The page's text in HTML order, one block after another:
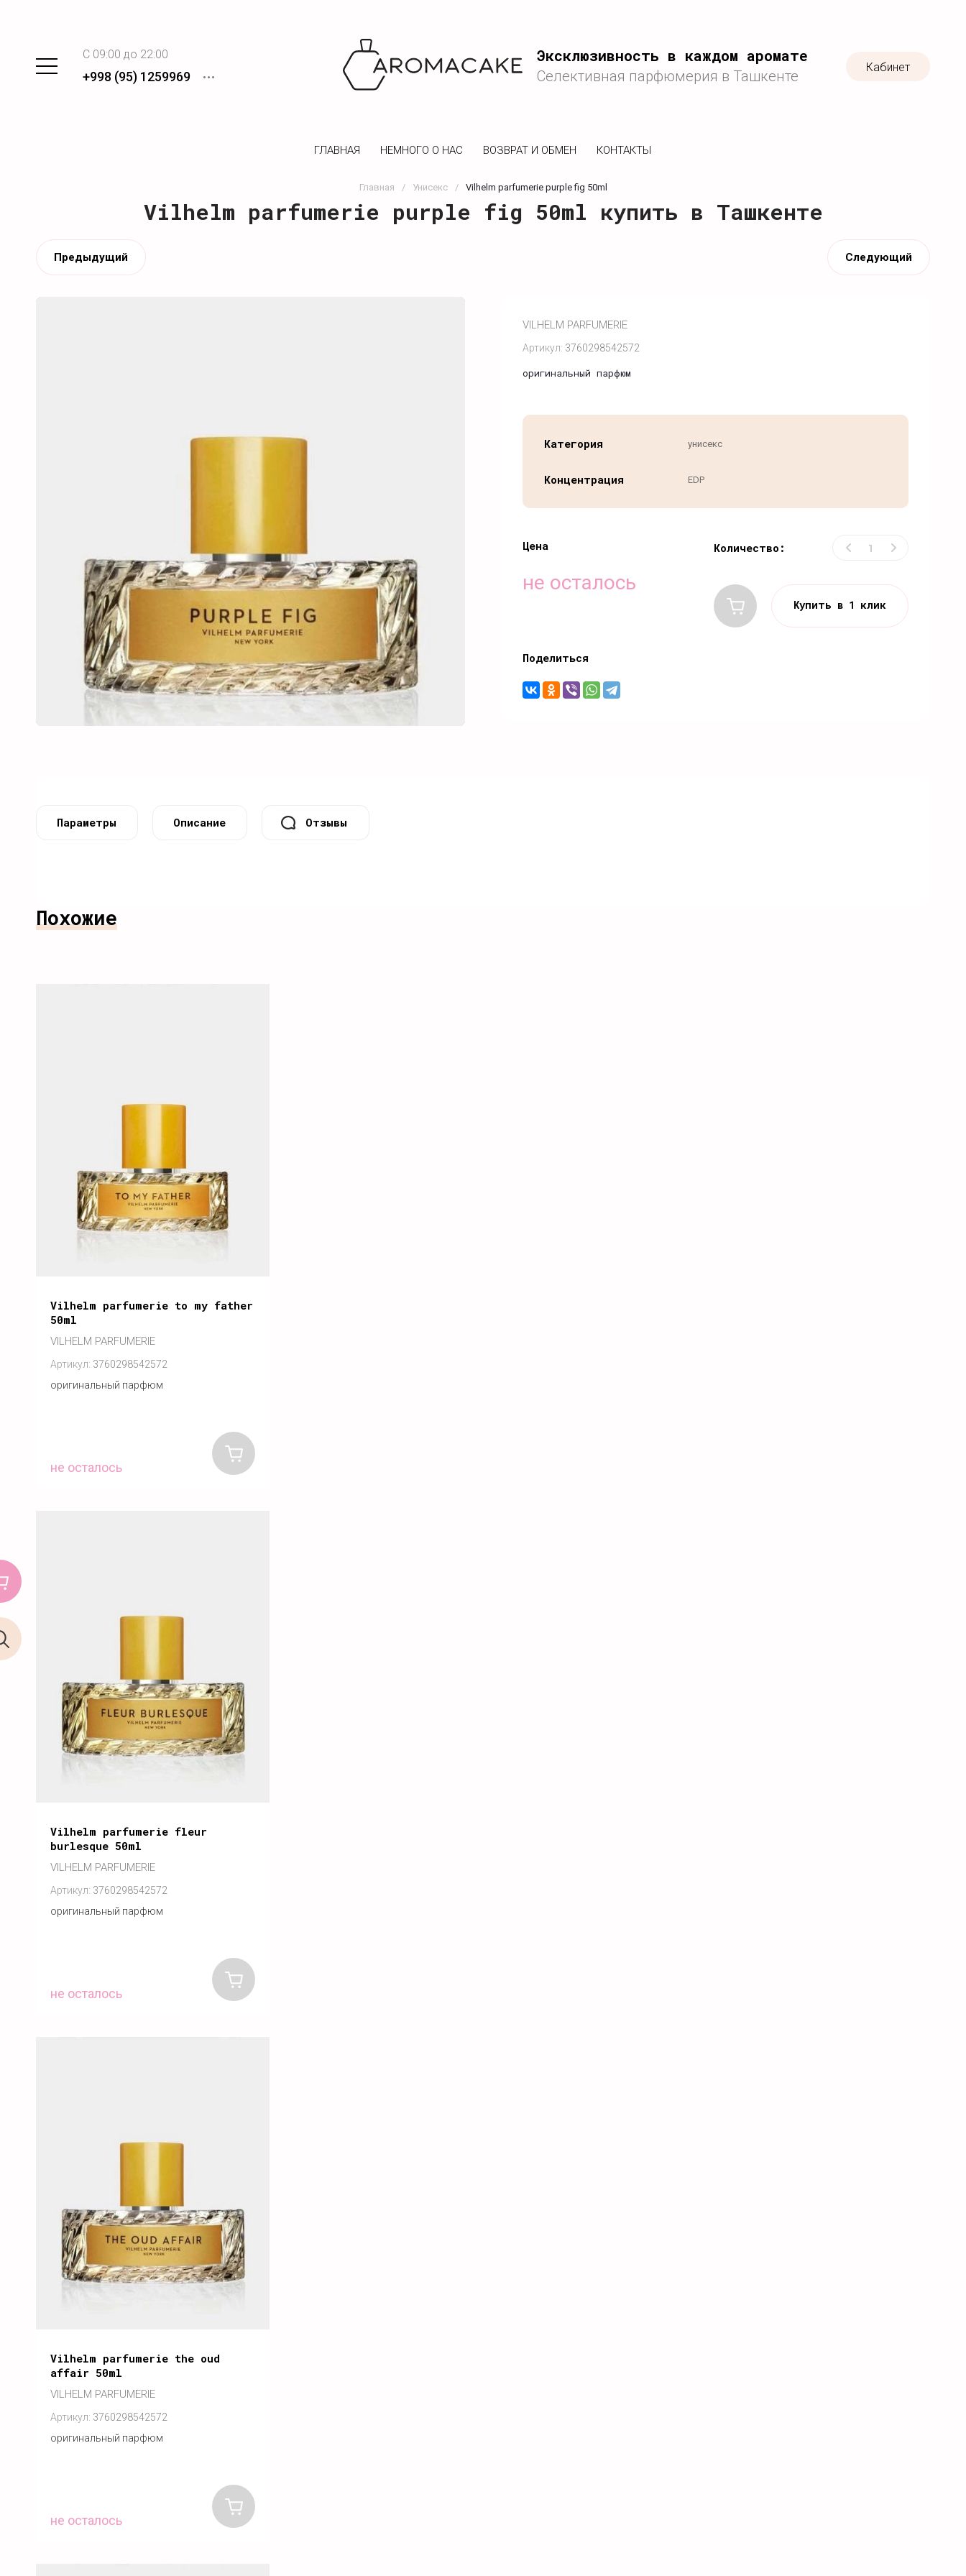
C 09:00 до 22:00
+998 (95) 1259969
Эксклюзивность в каждом аромате
Селективная парфюмерия в Ташкенте
Кабинет
ГЛАВНАЯ НЕМНОГО О НАС ВОЗВРАТ И ОБМЕН КОНТАКТЫ
Главная / Унисекс / Vilhelm parfumerie purple fig 50ml
Vilhelm parfumerie purple fig 50ml купить в Ташкенте
Предыдущий Следующий
Артикул: 3760298542572
VILHELM PARFUMERIE
оригинальный парфюм
Цена
не осталось
Количество:
Купить в 1 клик
Категория унисекс
Концентрация EDP
Поделиться
Параметры Описание Отзывы
Похожие
Vilhelm parfumerie to my father
50ml
VILHELM PARFUMERIE
Артикул: 3760298542572
оригинальный парфюм
не осталось
Vilhelm parfumerie fleur
burlesque 50ml
VILHELM PARFUMERIE
Артикул: 3760298542572
оригинальный парфюм
не осталось
Vilhelm parfumerie the oud
affair 50ml
VILHELM PARFUMERIE
Артикул: 3760298542572
оригинальный парфюм
не осталось